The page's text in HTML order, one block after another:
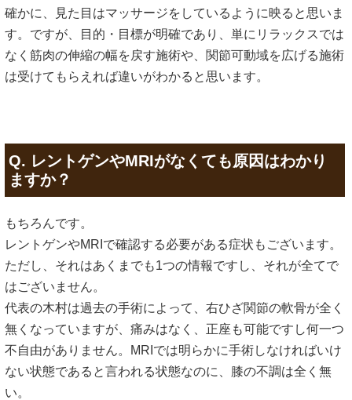
確かに、見た目はマッサージをしているように映ると思いま
す。ですが、目的・目標が明確であり、単にリラックスでは
なく筋肉の伸縮の幅を戻す施術や、関節可動域を広げる施術
は受けてもらえれば違いがわかると思います。
Q. レントゲンやMRIがなくても原因はわかり
ますか？
もちろんです。
レントゲンやMRIで確認する必要がある症状もございます。
ただし、それはあくまでも1つの情報ですし、それが全てで
はございません。
代表の木村は過去の手術によって、右ひざ関節の軟骨が全く
無くなっていますが、痛みはなく、正座も可能ですし何一つ
不自由がありません。MRIでは明らかに手術しなければいけ
ない状態であると言われる状態なのに、膝の不調は全く無
い。